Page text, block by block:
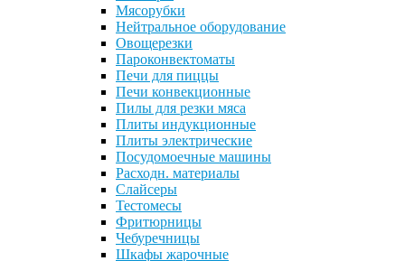
Мясорубки
Нейтральное оборудование
Овощерезки
Пароконвектоматы
Печи для пиццы
Печи конвекционные
Пилы для резки мяса
Плиты индукционные
Плиты электрические
Посудомоечные машины
Расходн. материалы
Слайсеры
Тестомесы
Фритюрницы
Чебуречницы
Шкафы жарочные